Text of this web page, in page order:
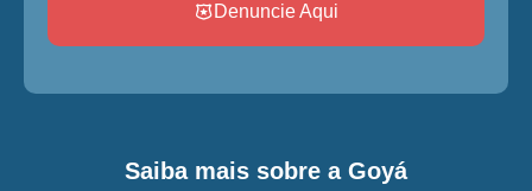
Denuncie Aqui
Saiba mais sobre a Goyá